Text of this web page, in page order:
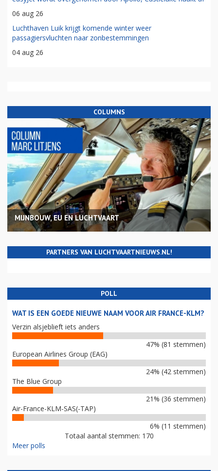
06 aug 26
Luchthaven Luik krijgt komende winter weer
passagiersvluchten naar zonbestemmingen
04 aug 26
COLUMNS
MIJNBOUW, EU EN LUCHTVAART
PARTNERS VAN LUCHTVAARTNIEUWS.NL!
POLL
WAT IS EEN GOEDE NIEUWE NAAM VOOR AIR FRANCE-KLM?
Verzin alsjeblieft iets anders
47% (81 stemmen)
European Airlines Group (EAG)
24% (42 stemmen)
The Blue Group
21% (36 stemmen)
Air-France-KLM-SAS(-TAP)
6% (11 stemmen)
Totaal aantal stemmen: 170
Meer polls